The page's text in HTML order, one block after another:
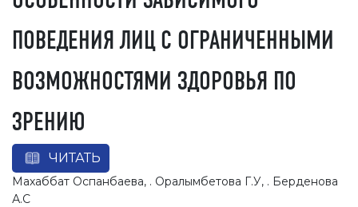
ПОВЕДЕНИЯ ЛИЦ С ОГРАНИЧЕННЫМИ
ВОЗМОЖНОСТЯМИ ЗДОРОВЬЯ ПО
ЗРЕНИЮ
ЧИТАТЬ
Махаббат Оспанбаева, . Оралымбетова Г.У, . Берденова
А.С